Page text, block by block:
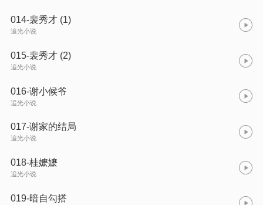
014-裴秀才 (1)
追光小说
015-裴秀才 (2)
追光小说
016-谢小候爷
追光小说
017-谢家的结局
追光小说
018-桂嬷嬷
追光小说
019-暗自勾搭